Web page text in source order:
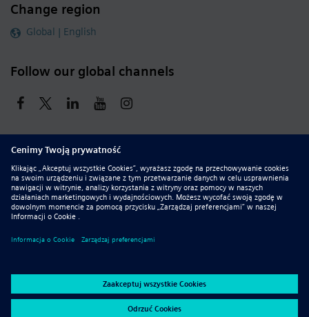
Change region
Global | English
Follow our global channels
siemens.com Global Website
Whistleblowing
Corporate Information
DMCA
Privacy Notice
Terms of Use
Digital ID Report Piracy